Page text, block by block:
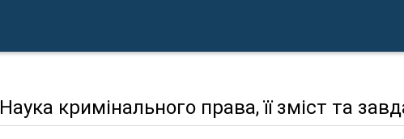
Наука кримінального права, її зміст та